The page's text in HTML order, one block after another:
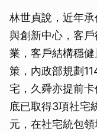
林世貞說，近年
與創新中心，客
業，客戶結構穩
策，內政部規劃
宅，久舜亦提前
底已取得3項社宅
元，在社宅統包領